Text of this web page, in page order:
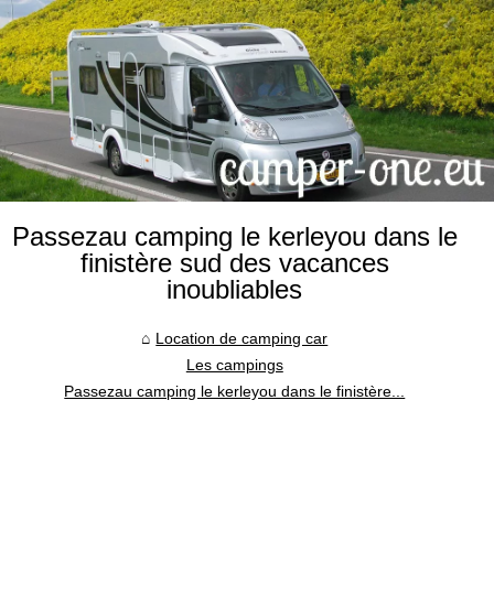
Passezau camping le kerleyou dans le
finistère sud des vacances
inoubliables
Location de camping car
Les campings
Passezau camping le kerleyou dans le finistère...